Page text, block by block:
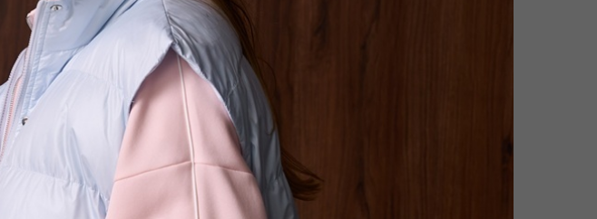
40
46
Цвет
Сообщить о поступлении
Состав: 100% полиэстер